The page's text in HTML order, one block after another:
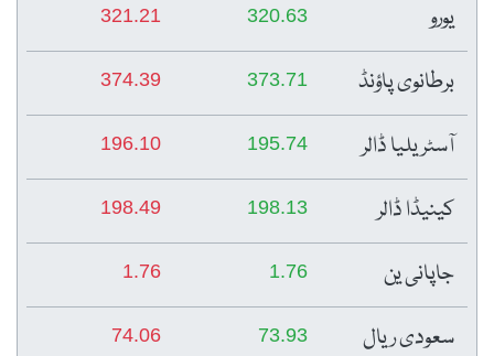
یورو 320.63
321.21
برطانوی پاؤنڈ 373.71
374.39
آسٹریلیا ڈالر 195.74
196.10
کینیڈا ڈالر 198.13
198.49
جاپانی ین 1.76
1.76
سعودی ریال 73.93
74.06